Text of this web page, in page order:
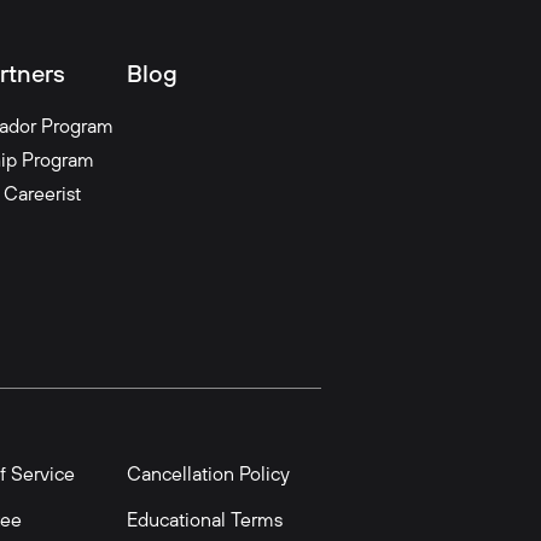
Program
Program
Blog
Service
Cancellation Policy
Educational Terms